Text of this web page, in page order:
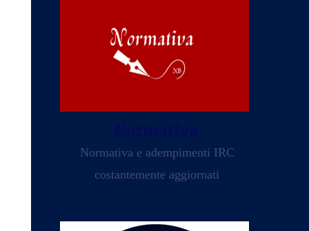
Normativa e adempimenti IRC
costantemente aggiornati